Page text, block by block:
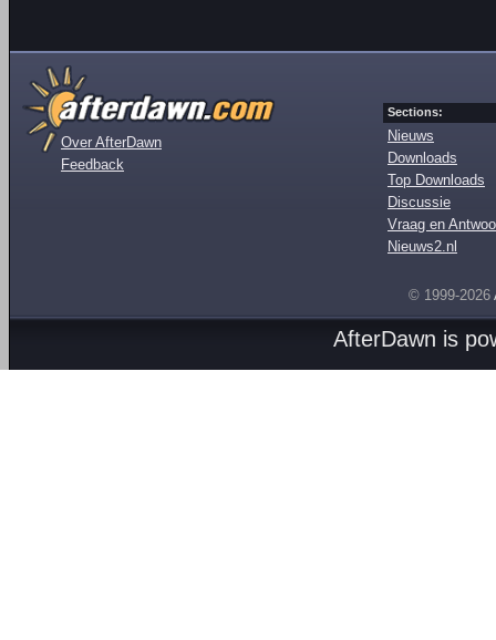
Over AfterDawn
Feedback
Sections:
Nieuws
Downloads
Top Downloads
Discussie
Vraag en
Nieuws2.nl
© 1999-2026
AfterDawn is